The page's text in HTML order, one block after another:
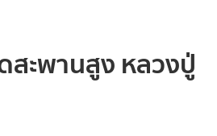
ะพานสูง หลวงปู่